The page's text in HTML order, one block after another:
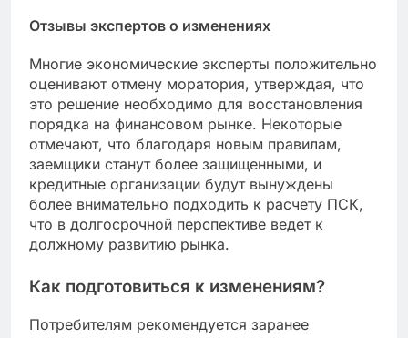
Отзывы экспертов о изменениях
Многие экономические эксперты положительно
оценивают отмену моратория, утверждая, что
это решение необходимо для восстановления
порядка на финансовом рынке. Некоторые
отмечают, что благодаря новым правилам,
заемщики станут более защищенными, и
кредитные организации будут вынуждены
более внимательно подходить к расчету ПСК,
что в долгосрочной перспективе ведет к
должному развитию рынка.
Как подготовиться к изменениям?
Потребителям рекомендуется заранее